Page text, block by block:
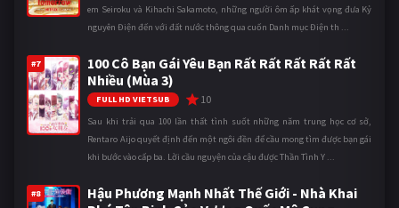
em Seiroku và Kihachi Sakamoto, những người ôm ấp khát vọng đưa Kỷ
nguyên Điện đến với đất nước thông qua cuốn Danh mục Điện th ...
#7
100 Cô Bạn Gái Yêu Bạn Rất Rất Rất Rất Rất
Nhiều (Mùa 3)
FULL HD VIETSUB 10
Sau khi trải qua 100 lần thất tình suốt những năm trung học cơ sở,
Rentaro Aijo quyết định đến một ngôi đền để cầu mong tìm được bạn gái
khi bước vào cấp ba. Lời cầu nguyện của cậu được Thần Tình Y ...
#8
Hậu Phương Mạnh Nhất Thế Giới - Nhà Khai